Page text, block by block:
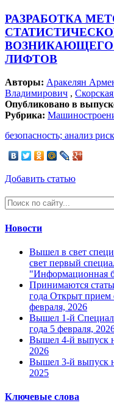
РАЗРАБОТКА
ВОЗНИКАЮЩЕГО
ЛИФТОВ
Авторы: Аракелян
Владимирович ,
Опубликовано в
Рубрика:
безопасность; анализ
Добавить статью
Новости
Вышел в свет
свет первый
"Информационная
Принимаются
года Открыт прием
февраля, 2026
Вышел 1-й
года 5 февраля,
Вышел 4-й выпуск
2026
Вышел 3-й выпуск
2025
Ключевые слова